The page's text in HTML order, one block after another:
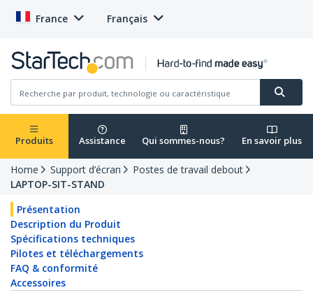
France Français
Produits Assistance Qui sommes-nous? En savoir plus
Home Support d’écran
Postes de travail debout
LAPTOP-SIT-STAND
Présentation
Description du Produit
Spécifications techniques
Pilotes et téléchargements
FAQ & conformité
Accessoires